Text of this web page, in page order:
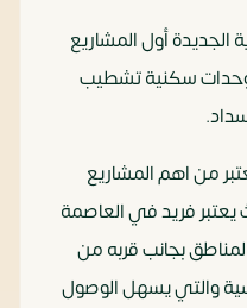
الجديدة أول المشاريع
وحدات سكنية تشطيب
من اهم المشاريع
فريد في العاصمة
بجانب قربه من
والتي يسهل الوصول